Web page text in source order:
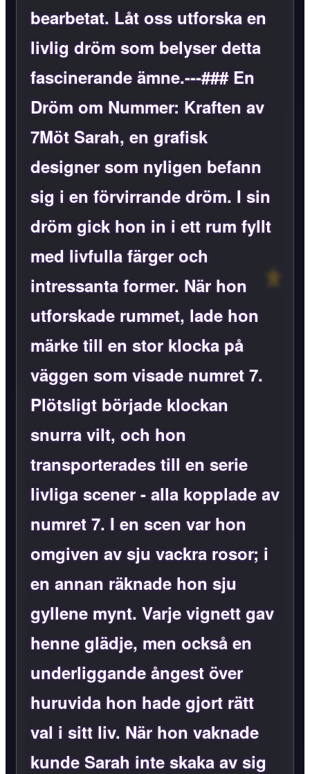
bearbetat. Låt oss utforska en
livlig dröm som belyser detta
fascinerande ämne.---### En
Dröm om Nummer: Kraften av
7Möt Sarah, en grafisk
designer som nyligen befann
sig i en förvirrande dröm. I sin
dröm gick hon in i ett rum fyllt
med livfulla färger och
intressanta former. När hon
utforskade rummet, lade hon
märke till en stor klocka på
väggen som visade numret 7.
Plötsligt började klockan
snurra vilt, och hon
transporterades till en serie
livliga scener - alla kopplade av
numret 7. I en scen var hon
omgiven av sju vackra rosor; i
en annan räknade hon sju
gyllene mynt. Varje vignett gav
henne glädje, men också en
underliggande ångest över
huruvida hon hade gjort rätt
val i sitt liv. När hon vaknade
kunde Sarah inte skaka av sig